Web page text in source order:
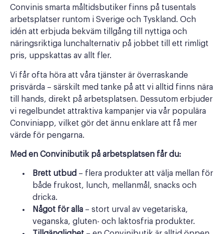
Convinis smarta måltidsbutiker finns på tusentals
arbetsplatser runtom i Sverige och Tyskland. Och
idén att erbjuda bekväm tillgång till nyttiga och
näringsriktiga lunchalternativ på jobbet till ett rimligt
pris, uppskattas av allt fler.
Vi får ofta höra att våra tjänster är överraskande
prisvärda – särskilt med tanke på att vi alltid finns nära
till hands, direkt på arbetsplatsen. Dessutom erbjuder
vi regelbundet attraktiva kampanjer via vår populära
Conviniapp, vilket gör det ännu enklare att få mer
värde för pengarna.
Med en Convinibutik på arbetsplatsen får du:
Brett utbud – flera produkter att välja mellan för
både frukost, lunch, mellanmål, snacks och
dricka.
Något för alla – stort urval av vegetariska,
veganska, gluten- och laktosfria produkter.